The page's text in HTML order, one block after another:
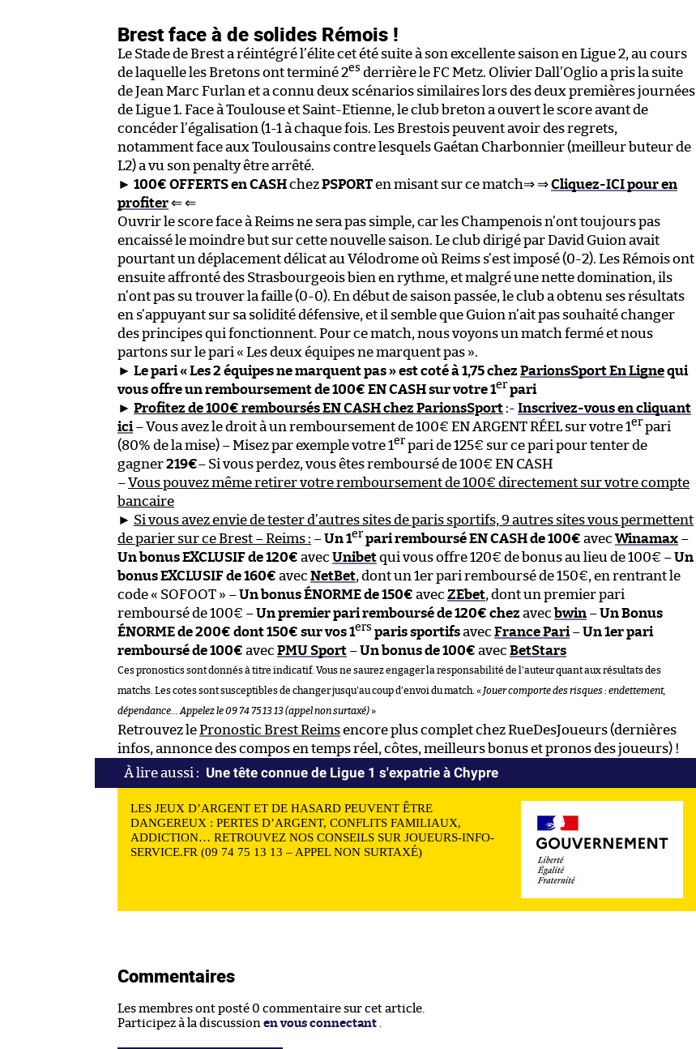
Brest face à de solides Rémois !
Le Stade de Brest a réintégré l’élite cet été suite à son excellente saison en Ligue 2, au cours
de laquelle les Bretons ont terminé 2es derrière le FC Metz. Olivier Dall’Oglio a pris la suite
de Jean Marc Furlan et a connu deux scénarios similaires lors des deux premières journées
de Ligue 1. Face à Toulouse et Saint-Etienne, le club breton a ouvert le score avant de
concéder l’égalisation (1-1 à chaque fois. Les Brestois peuvent avoir des regrets,
notamment face aux Toulousains contre lesquels Gaétan Charbonnier (meilleur buteur de
L2) a vu son penalty être arrêté.
► 100€ OFFERTS en CASHchezPSPORTen misant sur ce match⇒ ⇒Cliquez-ICI pour en
profiter⇐ ⇐
Ouvrir le score face à Reims ne sera pas simple, car les Champenois n’ont toujours pas
encaissé le moindre but sur cette nouvelle saison. Le club dirigé par David Guion avait
pourtant un déplacement délicat au Vélodrome où Reims s’est imposé (0-2). Les Rémois ont
ensuite affronté des Strasbourgeois bien en rythme, et malgré une nette domination, ils
n’ont pas su trouver la faille (0-0). En début de saison passée, le club a obtenu ses résultats
en s’appuyant sur sa solidité défensive, et il semble que Guion n’ait pas souhaité changer
des principes qui fonctionnent. Pour ce match, nous voyons un match fermé et nous
partons sur le pari « Les deux équipes ne marquent pas ».
► Le pari « Les 2 équipes ne marquent pas » est coté à 1,75 chez ParionsSport En Lignequi
vous offre un remboursement de 100€ EN CASH sur votre 1er pari
► Profitez de 100€ remboursés EN CASH chez ParionsSport :- Inscrivez-vous en cliquant
ici– Vous avez le droit à un remboursement de 100€ EN ARGENT RÉEL sur votre 1er pari
(80% de la mise) – Misez par exemple votre 1er pari de 125€ sur ce pari pour tenter de
gagner219€– Si vous perdez, vous êtes remboursé de 100€ EN CASH
–Vous pouvez même retirer votre remboursement de 100€ directement sur votre compte
bancaire
► Si vous avez envie de tester d’autres sites de paris sportifs, 9 autres sites vous permettent
de parier sur ce Brest – Reims : –Un 1er pari remboursé EN CASH de 100€ avec Winamax –
Un bonus EXCLUSIF de 120€ avec Unibetqui vous offre 120€ de bonus au lieu de 100€ –Un
bonus EXCLUSIF de 160€ avec NetBet, dont un 1er pari remboursé de 150€, en rentrant le
code « SOFOOT » –Un bonus ÉNORME de 150€ avec ZEbet, dont un premier pari
remboursé de 100€ –Un premier pari remboursé de 120€ chez avec bwin –Un Bonus
ÉNORME de 200€ dont 150€ sur vos 1ers paris sportifsavec France Pari–Un 1er pari
remboursé de 100€ avec PMU Sport –Un bonus de 100€ avec BetStars
Ces pronostics sont donnés à titre indicatif. Vous ne saurez engager la responsabilité de l’auteur quant aux résultats des
matchs. Les cotes sont susceptibles de changer jusqu’au coup d’envoi du match. « Jouer comporte des risques : endettement,
dépendance… Appelez le 09 74 75 13 13 (appel non surtaxé)»
Retrouvez lePronostic Brest Reimsencore plus complet chez RueDesJoueurs (dernières
infos, annonce des compos en temps réel, côtes, meilleurs bonus et pronos des joueurs) !
Une tête connue de Ligue 1 s'expatrie à Chypre
LES JEUX D’ARGENT ET DE HASARD PEUVENT ÊTRE
DANGEREUX : PERTES D’ARGENT, CONFLITS FAMILIAUX,
ADDICTION… RETROUVEZ NOS CONSEILS SUR JOUEURS-INFO-
SERVICE.FR (09 74 75 13 13 – APPEL NON SURTAXÉ)
Commentaires
Les membres ont posté 0 commentaire sur cet article.
Participez à la discussion en vous connectant .